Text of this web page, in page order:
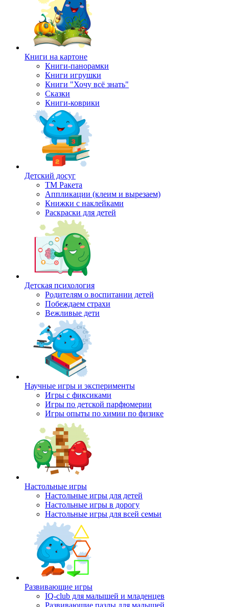
Книги на картоне
Книги-панорамки
Книги игрушки
Книги "Хочу всё знать"
Сказки
Книги-коврики
Детский досуг
ТМ Ракета
Аппликации (клеим и вырезаем)
Книжки с наклейками
Раскраски для детей
Детская психология
Родителям о воспитании детей
Побеждаем страхи
Вежливые дети
Научные игры и эксперименты
Игры с фиксиками
Игры по детской парфюмерии
Игры опыты по химии по физике
Настольные игры
Настольные игры для детей
Настольные игры в дорогу
Настольные игры для всей семьи
Развивающие игры
IQ-club для малышей и младенцев
Развивающие пазлы для малышей